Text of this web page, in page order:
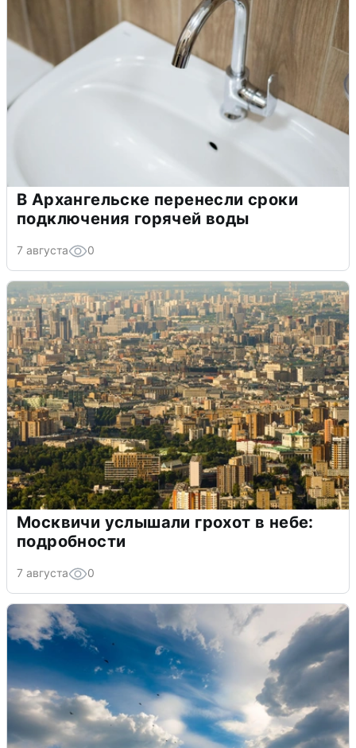
В Архангельске перенесли сроки
подключения горячей воды
7 августа 0
Москвичи услышали грохот в небе:
подробности
7 августа 0